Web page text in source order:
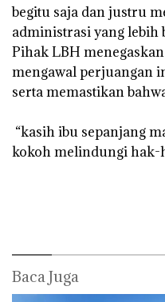
begitu saja dan justru
administrasi yang lebih
Pihak LBH
mengawal perjuangan
serta memastikan
“kasih ibu sepanjang
kokoh melindungi hak-
Baca Juga